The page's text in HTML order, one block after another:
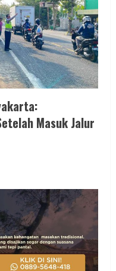
Masuk Jalur